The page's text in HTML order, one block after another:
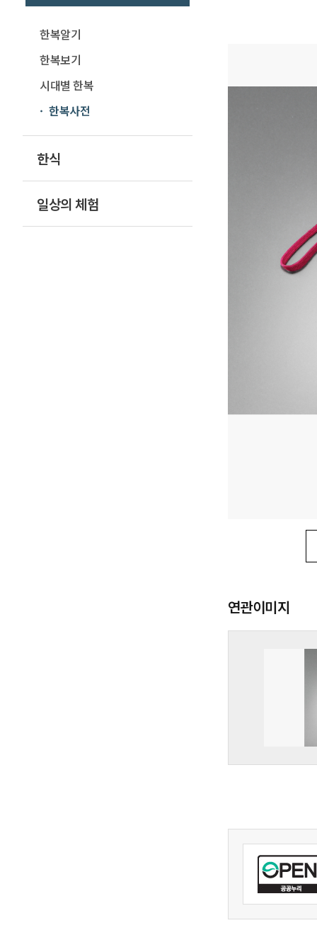
한복알기
한복보기
시대별 한복
한복사전
한식
일상의 체험
연관이미지